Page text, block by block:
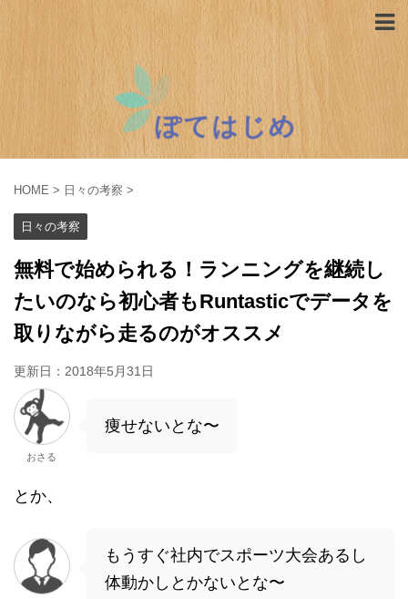
HOME > 日々の考察 >
日々の考察
無料で始められる！ランニングを継続し
たいのなら初心者もRuntasticでデータを
取りながら走るのがオススメ
更新日： 2018年5月31日
おさる
痩せないとな〜
とか、
もうすぐ社内でスポーツ大会あるし
体動かしとかないとな〜